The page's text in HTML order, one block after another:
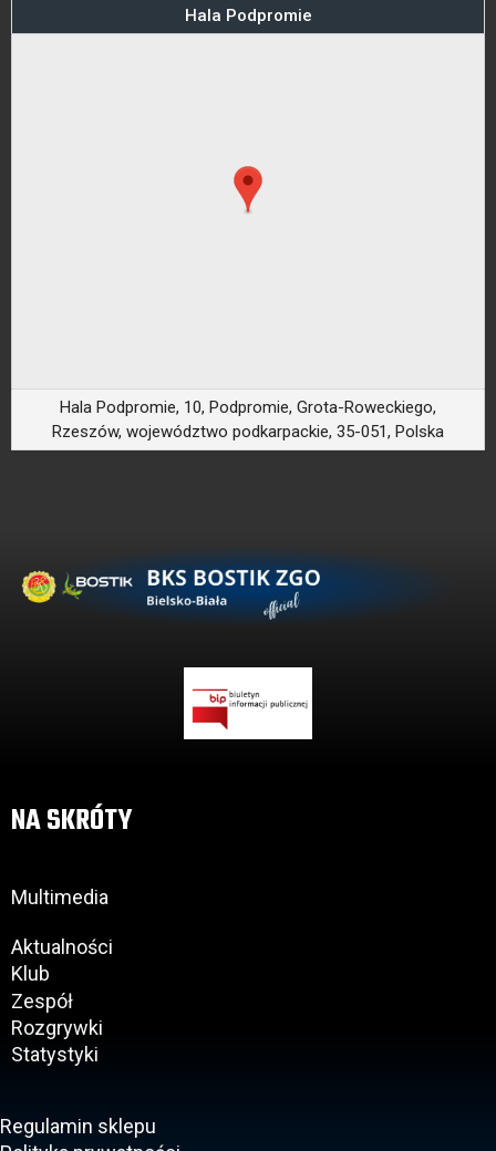
Hala Podpromie
Hala Podpromie, 10, Podpromie, Grota-Roweckiego,
Rzeszów, województwo podkarpackie, 35-051, Polska
NA SKRÓTY
Multimedia
Aktualności
Klub
Zespół
Rozgrywki
Statystyki
Regulamin sklepu